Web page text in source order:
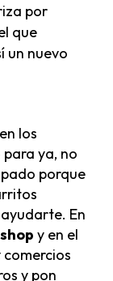
por
que
un nuevo
los
ya, no
porque
En
y en el
y pon